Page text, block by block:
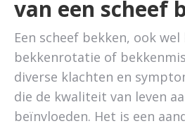
van een scheef
Een scheef bekken, ook
bekkenrotatie of
diverse klachten en
die de kwaliteit van leven
beïnvloeden. Het is een